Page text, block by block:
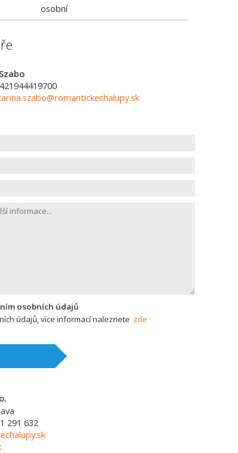
osobní
osobních údajů
údajů, více informací naleznete zde
291 632